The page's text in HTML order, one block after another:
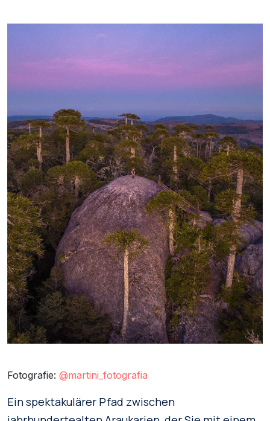
Fotografie: @martini_fotografia
Ein spektakulärer Pfad zwischen